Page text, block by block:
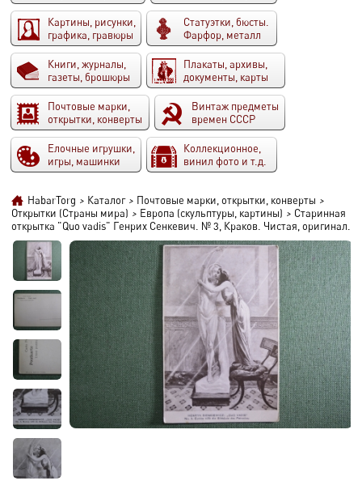
Картины, рисунки,
графика, гравюры
Статуэтки, бюсты.
Фарфор, металл
Книги, журналы,
газеты, брошюры
Плакаты, архивы,
документы, карты
Почтовые марки,
открытки, конверты
Винтаж предметы
времен СССР
Елочные игрушки,
игры, машинки
Коллекционное,
винил фото и т.д.
HabarTorg > Каталог > Почтовые марки, открытки, конверты >
Открытки (Страны мира) > Европа (скульптуры, картины) > Старинная
открытка "Quo vadis" Генрих Сенкевич. № 3, Краков. Чистая, оригинал.